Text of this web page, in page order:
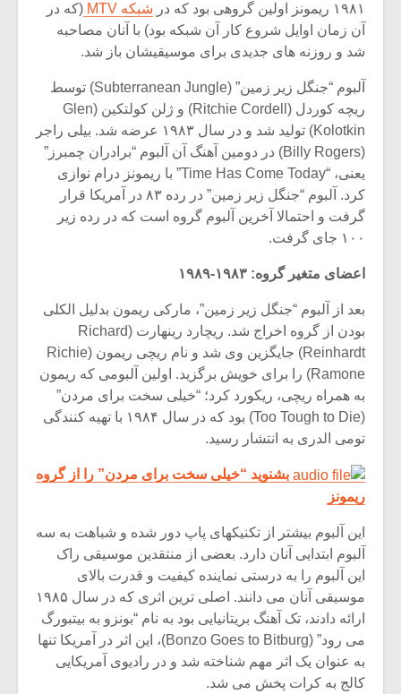
۱۹۸۱ ریمونز اولین گروهی بود که در
شبکه MTV
(که در
آن زمان اوایل شروع کار آن شبکه بود) با آنان مصاحبه
شد و روزنه های جدیدی برای موسیقیشان باز شد.
آلبوم “جنگل زیر زمین” (Subterranean Jungle) توسط
ریچه کوردل (Ritchie Cordell) و ژلن کولتکین (Glen
Kolotkin) تولید شد و در سال ۱۹۸۳ عرضه شد. بیلی راجر
(Billy Rogers) در دومین آهنگ آن آلبوم “برادران چمبرز”
یعنی، “Time Has Come Today” با ریمونز درام نوازی
کرد. آلبوم “جنگل زیر زمین” در رده ۸۳ در آمریکا قرار
گرفت و احتمالا آخرین آلبوم گروه است که در رده زیر
۱۰۰ جای گرفت.
اعضای متغیر گروه: ۱۹۸۳-۱۹۸۹
بعد از آلبوم “جنگل زیر زمین”، مارکی ریمون بدلیل الکلی
بودن از گروه اخراج شد. ریچارد رینهارت (Richard
Reinhardt) جایگزین وی شد و نام ریچی ریمون (Richie
Ramone) را برای خویش برگزید. اولین آلبومی که ریمون
به همراه ریچی، ریکورد کرد؛ “خیلی سخت برای مردن”
(Too Tough to Die) بود که در سال ۱۹۸۴ با تهیه کنندگی
تومی الدری به انتشار رسید.
بشنوید “خیلی سخت برای مردن” را از گروه
ریمونز
این آلبوم بیشتر از تکنیکهای پاپ دور شده و شباهت به سه
آلبوم ابتدایی آنان دارد. بعضی از منتقدین موسیقی راک
این آلبوم را به درستی نماینده کیفیت و قدرت بالای
موسیقی آنان می دانند. اصلی ترین اثری که در سال ۱۹۸۵
ارائه دادند، تک آهنگ بریتانیایی بود به نام “بونزو به بیتبورگ
می رود” (Bonzo Goes to Bitburg)، این اثر در آمریکا تنها
به عنوان یک اثر مهم شناخته شد و در رادیوی آمریکایی
کالج به کرات پخش می شد.
میکلوش روژا
یادداشتی بر موسیقی
متن فیلم «متری
اگر نمی توانی
مشهورترین باشی،
بدنام ترین باش
موریس ژار
دوره
سکانسی